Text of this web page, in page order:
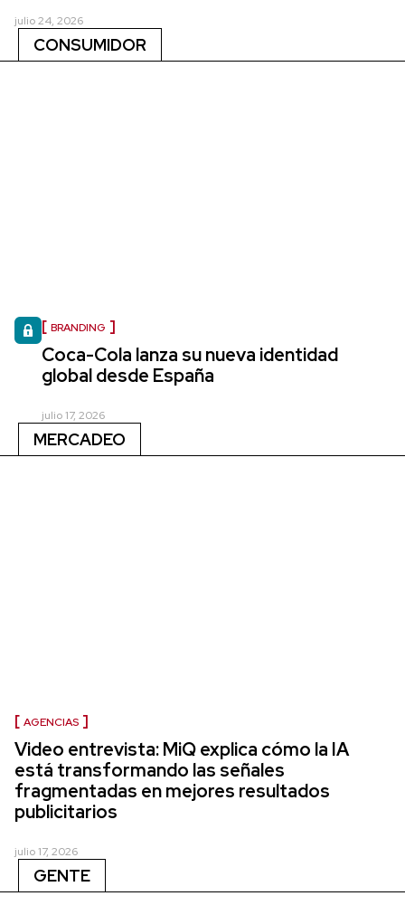
julio 24, 2026
CONSUMIDOR
BRANDING
Coca-Cola lanza su nueva identidad
global desde España
julio 17, 2026
MERCADEO
AGENCIAS
Video entrevista: MiQ explica cómo la IA
está transformando las señales
fragmentadas en mejores resultados
publicitarios
julio 17, 2026
GENTE